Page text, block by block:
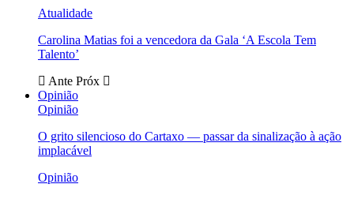
Atualidade
Carolina Matias foi a vencedora da Gala ‘A Escola Tem
Talento’
Ante Próx
Opinião
Opinião
O grito silencioso do Cartaxo — passar da sinalização à ação
implacável
Opinião